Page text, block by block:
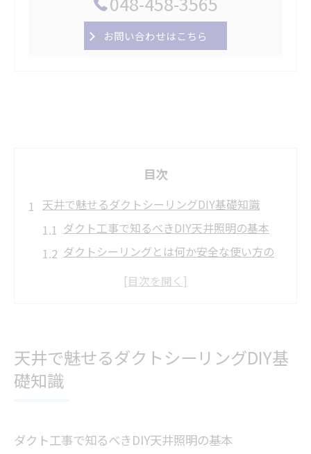
お問い合わせはこちら
目次
天井で魅せるダクトシーリングDIY基礎知識
ダクト工事で知るべきDIY天井照明の基本
ダクトシーリングとは何か安全な使い方の
魅力
シーリングライトのダクトレール活用法を
天井で魅せるダクトシーリングDIY基
礎知識
ダクト工事で知るべきDIY天井照明の基本